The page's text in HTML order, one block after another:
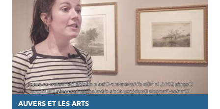
AUVERS ET LES ARTS